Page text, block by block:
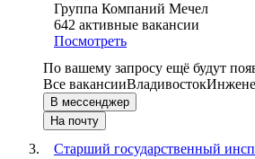
Группа Компаний Мечел
642 активные вакансии
Посмотреть
По вашему запросу ещё будут
Все вакансииВладивосток
В мессенджер
На почту
Старший государственный